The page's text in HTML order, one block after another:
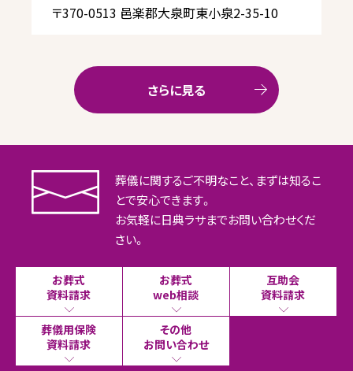
〒370-0513 邑楽郡大泉町東小泉2-35-10
さらに見る
葬儀に関するご不明なこと、まずは知るこ
とで安心できます。
お気軽に日典ラサまでお問い合わせくだ
さい。
お葬式
資料請求
お葬式
web相談
互助会
資料請求
葬儀用保険
資料請求
その他
お問い合わせ